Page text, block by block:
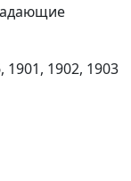
1901, 1902, 1903